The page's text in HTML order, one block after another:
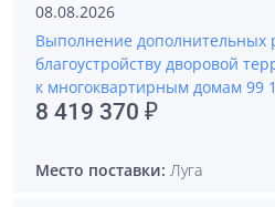
08.08.2026
Выполнение дополнительных
благоустройству дворовой
к многоквартирным домам 99
8 419 370 ₽
Место поставки: Луга